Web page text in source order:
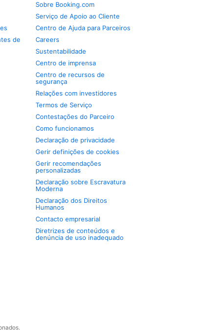
de
Sobre Booking.com
Serviço de Apoio ao Cliente
Centro de Ajuda para Parceiros
Careers
Sustentabilidade
Centro de imprensa
Centro de recursos de
segurança
Relações com investidores
Termos de Serviço
Contestações do Parceiro
Como funcionamos
Declaração de privacidade
Gerir definições de cookies
Gerir recomendações
personalizadas
Declaração sobre Escravatura
Moderna
Declaração dos Direitos
Humanos
Contacto empresarial
Diretrizes de conteúdos e
denúncia de uso inadequado